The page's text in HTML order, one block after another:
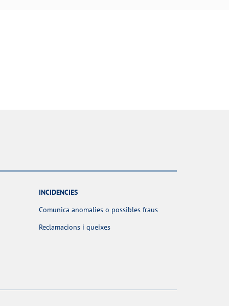
INCIDENCIES
Comunica anomalies o possibles fraus
Reclamacions i queixes